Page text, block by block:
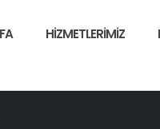
HIZMETLERIMIZ